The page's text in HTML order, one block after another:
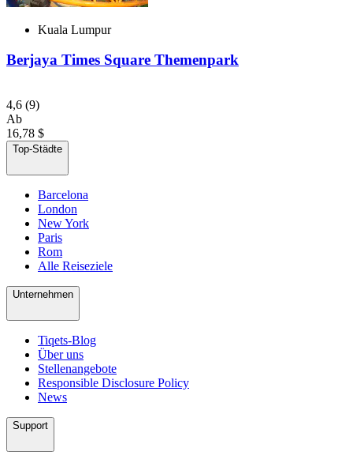
Kuala Lumpur
Berjaya Times Square Themenpark
4,6 (9)
Ab
16,78 $
Top-Städte
Barcelona
London
New York
Paris
Rom
Alle Reiseziele
Unternehmen
Tiqets-Blog
Über uns
Stellenangebote
Responsible Disclosure Policy
News
Support